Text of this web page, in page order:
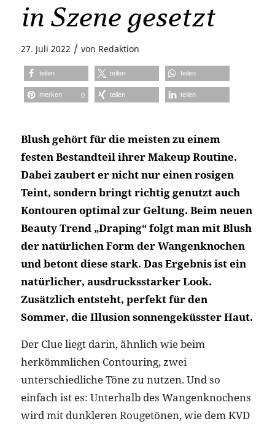
in Szene gesetzt
27. Juli 2022 / von Redaktion
teilen teilen teilen
merken 0 teilen teilen
Blush gehört für die meisten zu einem
festen Bestandteil ihrer Makeup Routine.
Dabei zaubert er nicht nur einen rosigen
Teint, sondern bringt richtig genutzt auch
Kontouren optimal zur Geltung. Beim neuen
Beauty Trend „Draping“ folgt man mit Blush
der natürlichen Form der Wangenknochen
und betont diese stark. Das Ergebnis ist ein
natürlicher, ausdrucksstarker Look.
Zusätzlich entsteht, perfekt für den
Sommer, die Illusion sonnengeküsster Haut.
Der Clue liegt darin, ähnlich wie beim
herkömmlichen Contouring, zwei
unterschiedliche Töne zu nutzen. Und so
einfach ist es: Unterhalb des Wangenknochens
wird mit dunkleren Rougetönen, wie dem KVD